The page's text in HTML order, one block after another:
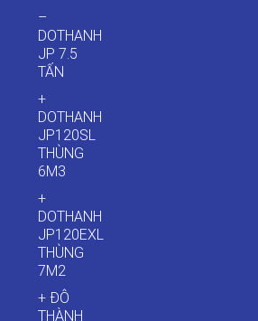
–
DOTHANH
JP 7.5
TẤN
+
DOTHANH
JP120SL
THÙNG
6M3
+
DOTHANH
JP120EXL
THÙNG
7M2
+ ĐÔ
THÀNH